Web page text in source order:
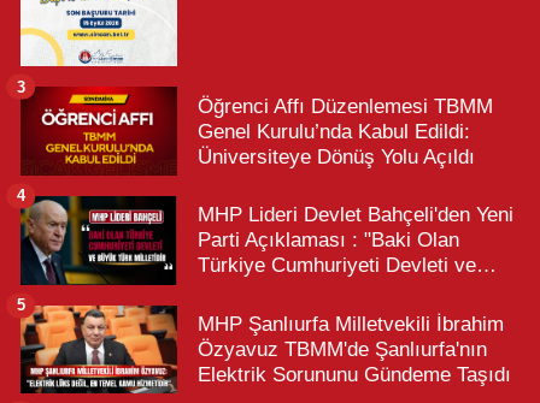
Öğrenci Affı Düzenlemesi TBMM
Genel Kurulu’nda Kabul Edildi:
Üniversiteye Dönüş Yolu Açıldı
3
MHP Lideri Devlet Bahçeli'den Yeni
Parti Açıklaması : "Baki Olan
Türkiye Cumhuriyeti Devleti ve
4
MHP Şanlıurfa Milletvekili İbrahim
Özyavuz TBMM'de Şanlıurfa'nın
Elektrik Sorununu Gündeme Taşıdı
5